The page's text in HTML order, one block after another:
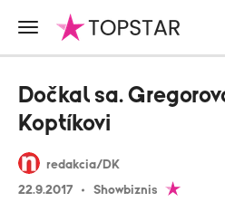
redakcia/DK
22.9.2017
Showbiznis
Dočkal sa.
Koptíkovi